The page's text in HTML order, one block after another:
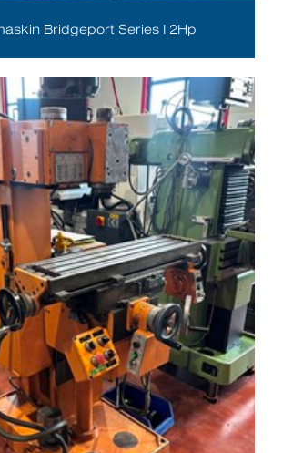
Bridgeport Series I 2Hp